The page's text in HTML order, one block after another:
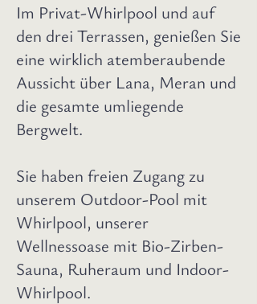
Im Privat-Whirlpool und auf
den drei Terrassen, genießen Sie
eine wirklich atemberaubende
Aussicht über Lana, Meran und
die gesamte umliegende
Bergwelt.
Sie haben freien Zugang zu
unserem Outdoor-Pool mit
Whirlpool, unserer
Wellnessoase mit Bio-Zirben-
Sauna, Ruheraum und Indoor-
Whirlpool.